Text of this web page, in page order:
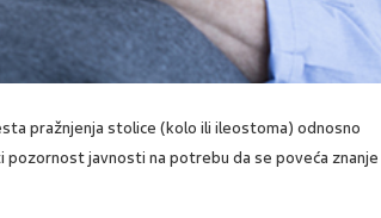
pražnjenja stolice (kolo ili ileostoma) odnosno
javnosti na potrebu da se poveća znanje